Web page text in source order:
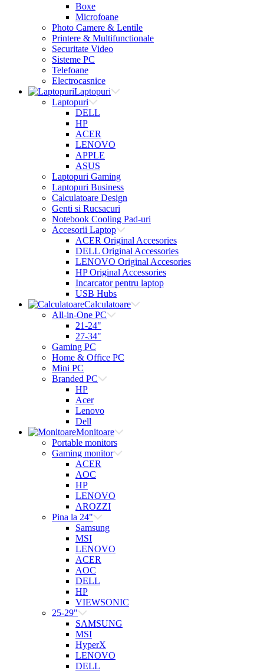
Boxe
Microfoane
Photo Camere & Lentile
Printere & Multifunctionale
Securitate Video
Sisteme PC
Telefoane
Electrocasnice
Laptopuri
Laptopuri
DELL
HP
ACER
LENOVO
APPLE
ASUS
Laptopuri Gaming
Laptopuri Business
Calculatoare Design
Genti si Rucsacuri
Notebook Cooling Pad-uri
Accesorii Laptop
ACER Original Accesories
DELL Original Accessories
LENOVO Original Accesories
HP Original Accessories
Incarcator pentru laptop
USB Hubs
Calculatoare
All-in-One PC
21-24"
27-34"
Gaming PC
Home & Office PC
Mini PC
Branded PC
HP
Acer
Lenovo
Dell
Monitoare
Portable monitors
Gaming monitor
ACER
AOC
HP
LENOVO
AROZZI
Pina la 24"
Samsung
MSI
LENOVO
ACER
AOC
DELL
HP
VIEWSONIC
25-29"
SAMSUNG
MSI
HyperX
LENOVO
DELL